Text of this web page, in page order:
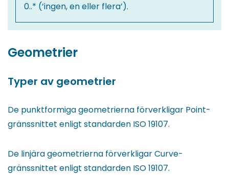
0..* (’ingen, en eller flera’).
Geometrier
Typer av geometrier
De punktformiga geometrierna förverkligar Point-
gränssnittet enligt standarden ISO 19107.
De linjära geometrierna förverkligar Curve-
gränssnittet enligt standarden ISO 19107.